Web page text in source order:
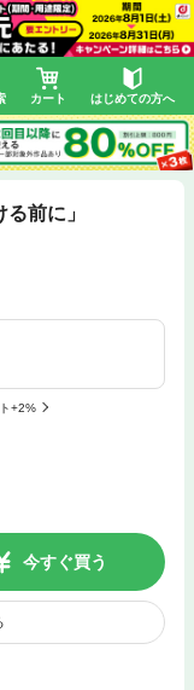
カート はじめての方へ
前に」
+2%
今すぐ買う